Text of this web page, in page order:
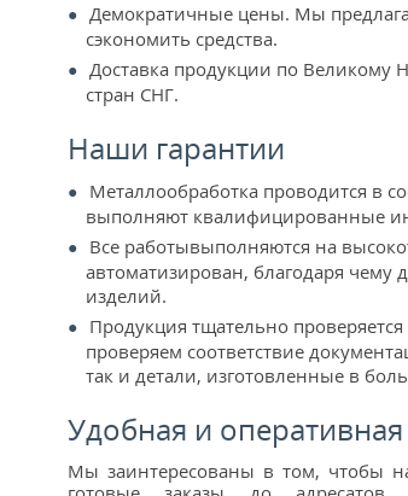
Демократичные цены. Мы
сэкономить средства.
Доставка продукции по Великому
стран СНГ.
Наши гарантии
Металлообработка проводится в
выполняют квалифицированные
Все работывыполняются на
автоматизирован, благодаря чему
изделий.
Продукция тщательно
проверяем соответствие
так и детали, изготовленные в
Удобная и
Мы заинтересованы в том, чтобы